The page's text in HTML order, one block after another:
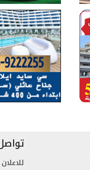
للاعلان